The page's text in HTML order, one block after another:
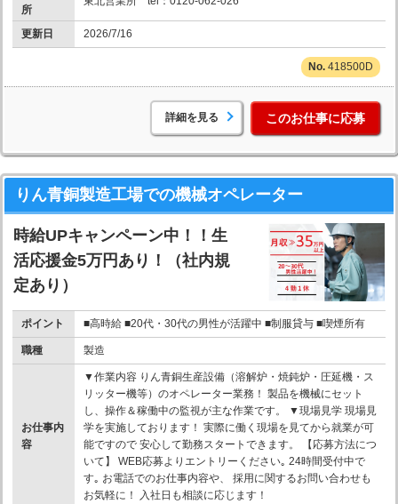
所
更新日 2026/7/16
418500D
詳細を見る このお仕事に応募
りん青銅製造工場での機械オペレーター
時給UPキャンペーン中！！生
活応援金5万円あり！（社内規
定あり）
ポイント ■高時給 ■20代・30代の男性が活躍中 ■制服貸与 ■喫煙所有
職種 製造
お仕事内
容
▼作業内容 りん青銅生産設備（溶解炉・焼鈍炉・圧延機・ス
リッター機等）のオペレーター業務！ 製品を機械にセット
し、操作＆稼働中の監視が主な作業です。 ▼現場見学 現場見
学を実施しております！ 実際に働く現場を見てから就業が可
能ですので 安心して勤務スタートできます。 【応募方法につ
いて】 WEB応募よりエントリーください｡ 24時間受付中で
す｡ お電話でのお仕事内容や、 採用に関するお問い合わせも
お気軽に！ 入社日も相談に応じます！